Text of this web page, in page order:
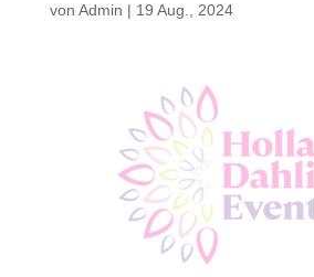
von Admin | 19 Aug., 2024